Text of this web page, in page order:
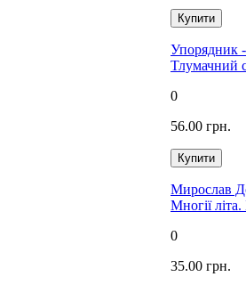
Упорядник
Тлумачний
0
56.00 грн.
Мирослав
Многії
0
35.00 грн.